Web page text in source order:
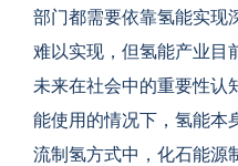
部门都需要依靠氢能实现
难以实现，但氢能产业目
未来在社会中的重要性认
能使用的情况下，氢能本
流制氢方式中，化石能源